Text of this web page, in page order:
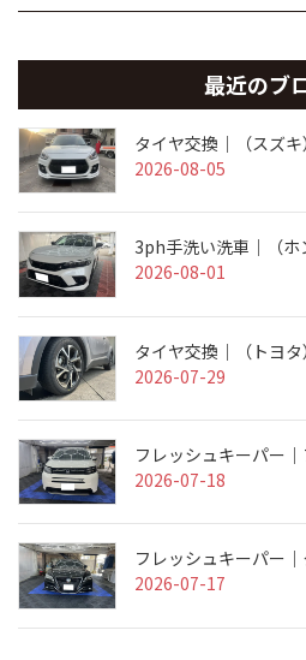
最近のブ
タイヤ交換｜（スズ
2026-08-05
3ph手洗い洗車｜（ホ
2026-08-01
タイヤ交換｜（トヨタ
2026-07-29
フレッシュキーパー
2026-07-18
フレッシュキーパー
2026-07-17